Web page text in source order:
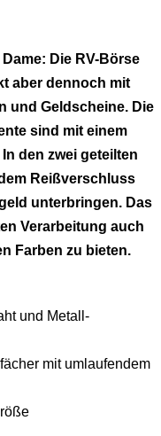
Die RV-Börse
aber dennoch mit
und Geldscheine. Die
sind mit einem
den zwei geteilten
Reißverschluss
unterbringen. Das
Verarbeitung auch
Farben zu bieten.
und Metall-
mit umlaufendem